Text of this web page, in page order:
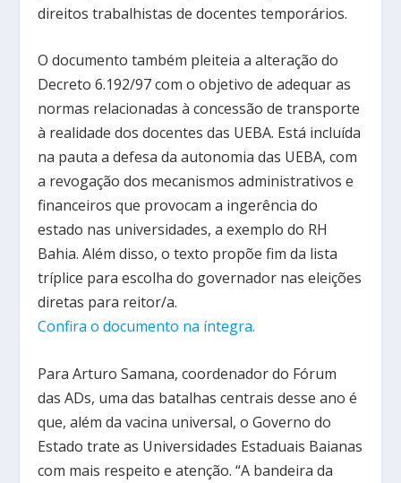
direitos trabalhistas de docentes temporários.
O documento também pleiteia a alteração do
Decreto 6.192/97 com o objetivo de adequar as
normas relacionadas à concessão de transporte
à realidade dos docentes das UEBA. Está incluída
na pauta a defesa da autonomia das UEBA, com
a revogação dos mecanismos administrativos e
financeiros que provocam a ingerência do
estado nas universidades, a exemplo do RH
Bahia. Além disso, o texto propõe fim da lista
tríplice para escolha do governador nas eleições
diretas para reitor/a.
Confira o documento na íntegra.
Para Arturo Samana, coordenador do Fórum
das ADs, uma das batalhas centrais desse ano é
que, além da vacina universal, o Governo do
Estado trate as Universidades Estaduais Baianas
com mais respeito e atenção. “A bandeira da